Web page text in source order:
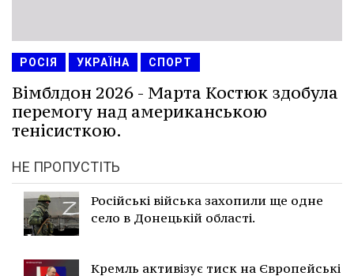
РОСІЯ УКРАЇНА СПОРТ
Вімблдон 2026 - Марта Костюк здобула
перемогу над американською
тенісисткою.
НЕ ПРОПУСТІТЬ
Російські війська захопили ще одне
село в Донецькій області.
Кремль активізує тиск на Європейські